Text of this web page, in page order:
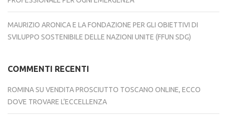
MAURIZIO ARONICA E LA FONDAZIONE PER GLI OBIETTIVI DI
SVILUPPO SOSTENIBILE DELLE NAZIONI UNITE (FFUN SDG)
COMMENTI RECENTI
ROMINA SU VENDITA PROSCIUTTO TOSCANO ONLINE, ECCO
DOVE TROVARE L’ECCELLENZA